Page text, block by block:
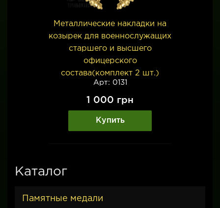
Металлические накладки на
козырек для военнослужащих
старшего и высшего
офицерского
состава(комплект 2 шт.)
Арт: 0131
1 000 грн
Купить
Каталог
Памятные медали